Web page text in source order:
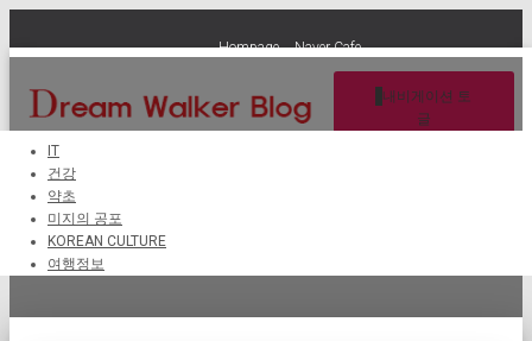
Hompage Naver Cafe
내비게이션 토
글
IT
건강
약초
미지의 공포
KOREAN CULTURE
여행정보
알레르기 연구